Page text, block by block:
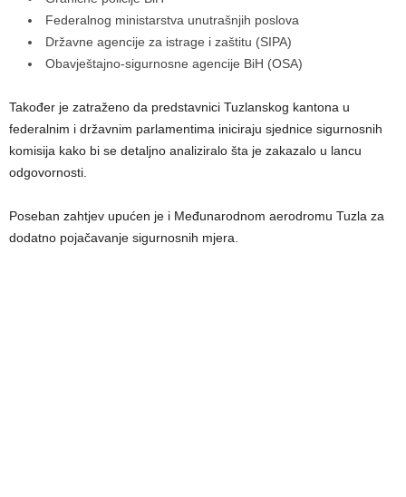
Federalnog ministarstva unutrašnjih poslova
Državne agencije za istrage i zaštitu (SIPA)
Obavještajno-sigurnosne agencije BiH (OSA)
Također je zatraženo da predstavnici Tuzlanskog kantona u
federalnim i državnim parlamentima iniciraju sjednice sigurnosnih
komisija kako bi se detaljno analiziralo šta je zakazalo u lancu
odgovornosti.
Poseban zahtjev upućen je i Međunarodnom aerodromu Tuzla za
dodatno pojačavanje sigurnosnih mjera.